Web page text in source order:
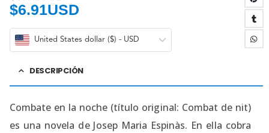
$6.91USD
United States dollar ($) - USD
DESCRIPCIÓN
Combate en la noche (título original: Combat de nit)
es una novela de Josep Maria Espinàs. En ella cobra